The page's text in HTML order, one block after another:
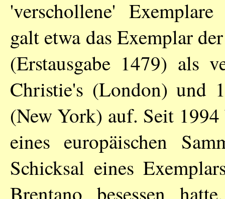
'verschollene'
galt etwa das Exemplar
(Erstausgabe 1479) als
Christie's (London) und
(New York) auf. Seit
eines europäischen
Schicksal eines
Brentano besessen